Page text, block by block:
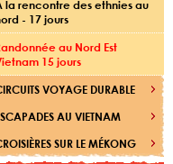
la rencontre des ethnies au
- 17 jours
au Nord Est
15 jours
VOYAGE DURABLE
AU VIETNAM
SUR LE MÉKONG